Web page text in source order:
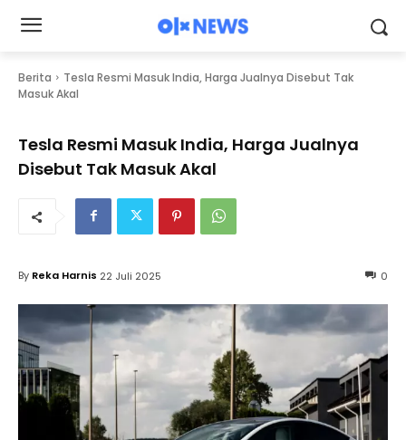
Berita
Tesla Resmi Masuk India, Harga Jualnya Disebut Tak
Masuk Akal
Tesla Resmi Masuk India, Harga Jualnya
Disebut Tak Masuk Akal
0
By Reka Harnis 22 Juli 2025